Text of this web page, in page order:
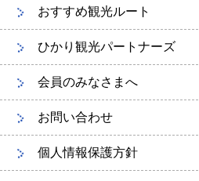
おすすめ観光ルート
ひかり観光パートナーズ
会員のみなさまへ
お問い合わせ
個人情報保護方針